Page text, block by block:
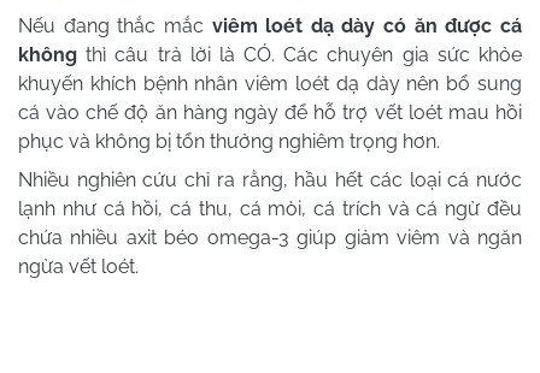
Nếu đang thắc mắc viêm loét dạ dày có ăn được cá
khôngthì câu trả lời là CÓ. Các chuyên gia sức khỏe
khuyến khích bệnh nhân viêm loét dạ dày nên bổ sung
cá vào chế độ ăn hàng ngày để hỗ trợ vết loét mau hồi
phục và không bị tổn thưởng nghiêm trọng hơn.
Nhiều nghiên cứu chỉ ra rằng, hầu hết các loại cá nước
lạnh như cá hồi, cá thu, cá mòi, cá trích và cá ngừ đều
chứa nhiều axit béo omega-3 giúp giảm viêm và ngăn
ngừa vết loét.